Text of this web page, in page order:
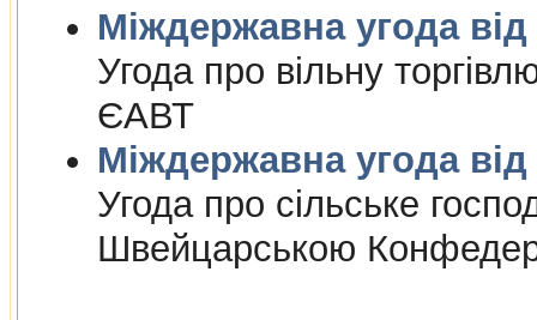
Угода про вiльну
ЄАВТ
Угода про сiльське
Швейцарською